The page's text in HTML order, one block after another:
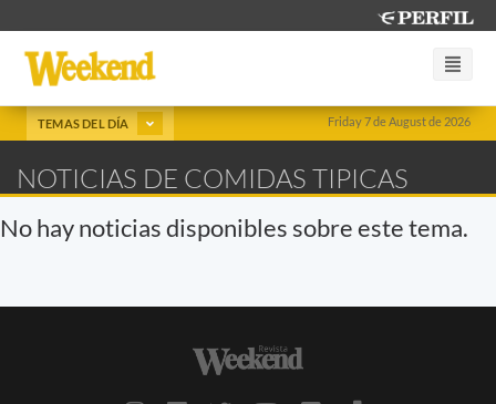
Friday 7 de August de 2026
TEMAS DEL DÍA
NOTICIAS DE COMIDAS TIPICAS
No hay noticias disponibles sobre este tema.